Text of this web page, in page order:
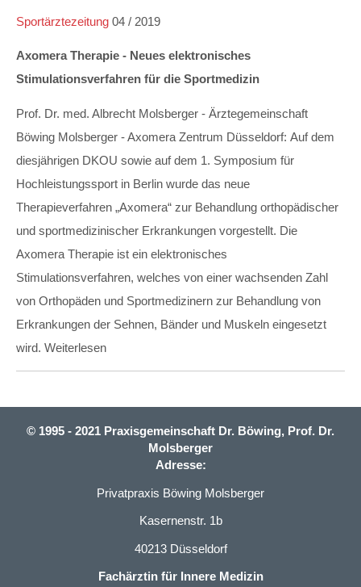
Sportärztezeitung 04 / 2019
Axomera Therapie - Neues elektronisches
Stimulationsverfahren für die Sportmedizin
Prof. Dr. med. Albrecht Molsberger - Ärztegemeinschaft
Böwing Molsberger - Axomera Zentrum Düsseldorf: Auf dem
diesjährigen DKOU sowie auf dem 1. Symposium für
Hochleistungssport in Berlin wurde das neue
Therapieverfahren „Axomera“ zur Behandlung orthopädischer
und sportmedizinischer Erkrankungen vorgestellt. Die
Axomera Therapie ist ein elektronisches
Stimulationsverfahren, welches von einer wachsenden Zahl
von Orthopäden und Sportmedizinern zur Behandlung von
Erkrankungen der Sehnen, Bänder und Muskeln eingesetzt
wird. Weiterlesen
© 1995 - 2021 Praxisgemeinschaft Dr. Böwing, Prof. Dr.
Molsberger
Adresse:
Privatpraxis Böwing Molsberger
Kasernenstr. 1b
40213 Düsseldorf
Fachärztin für Innere Medizin